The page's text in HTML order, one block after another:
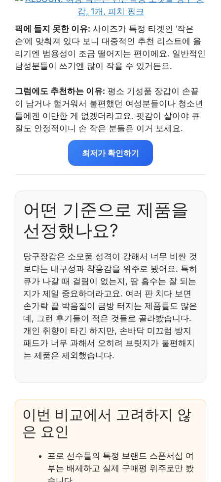
픽에 들지 못한 이유: 사이즈가 특정 타겟인 ‘작은
손’에 맞춰져 있다 보니 대중적인 추천 리스트에 올
리기엔 범용성이 조금 떨어지는 편이에요. 일반적인
남성분들이 쓰기엔 많이 작을 수 있거든요.
그럼에도 추천하는 이유: 평소 기성품 장갑이 손끝
이 남거나 헐거워서 불편했던 여성분들이나 청소년
들에겐 이만한 게 없겠더라고요. 핏감이 살아야 큐
질도 안정적이니 손 작은 분들은 이거 보세요.
최저가 확인하기
어떤 기준으로 제품을
선정했나요?
당구장갑은 소모품 성격이 강해서 너무 비싼 것
보다는 내구성과 착용감을 위주로 봤어요. 특히
큐가 나갈 때 걸림이 없는지, 땀 흡수는 잘 되는
지가 제일 중요하더라고요. 여러 판 치다 보면
손가락 끝 박음질이 금방 터지는 제품들도 많은
데, 그런 후기들이 적은 것들로 골라봤습니다.
개인 취향이 타긴 하지만, 손바닥 미끄럼 방지
패드가 너무 과해서 오히려 브릿지가 불편해지
는 제품은 제외했습니다.
이번 비교에서 고려하지 않
은 요인
프로 선수들의 특정 브랜드 스폰서십 여
부는 배제하고 실제 구매평 위주로만 봤